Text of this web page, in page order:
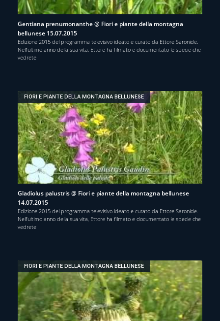
Gentiana prenumonanthe @ Fiori e piante della montagna
bellunese 15.07.2015
Edizione 2015 del programma televisivo ideato e curato da Ettore Saronide.
Nell’ultimo anno della sua vita, Ettore ha filmato e documentato le specie che
vedrete
FIORI E PIANTE DELLA MONTAGNA BELLUNESE
Gladiolus palustris @ Fiori e piante della montagna bellunese
14.07.2015
Edizione 2015 del programma televisivo ideato e curato da Ettore Saronide.
Nell’ultimo anno della sua vita, Ettore ha filmato e documentato le specie che
vedrete
FIORI E PIANTE DELLA MONTAGNA BELLUNESE